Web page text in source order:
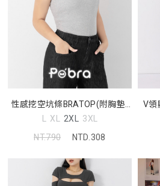
性感挖空坑條BRATOP(附胸墊)
Pobra
L XL 2XL 3XL
NT.790
NTD.308
V領